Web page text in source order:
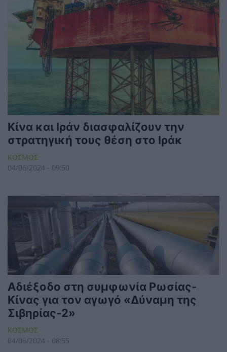
Κίνα και Ιράν διασφαλίζουν την
στρατηγική τους θέση στο Ιράκ
ΚΟΣΜΟΣ
04/06/2024 - 09:50
Αδιέξοδο στη συμφωνία Ρωσίας-
Κίνας για τον αγωγό «Δύναμη της
Σιβηρίας-2»
ΚΟΣΜΟΣ
04/06/2024 - 08:55